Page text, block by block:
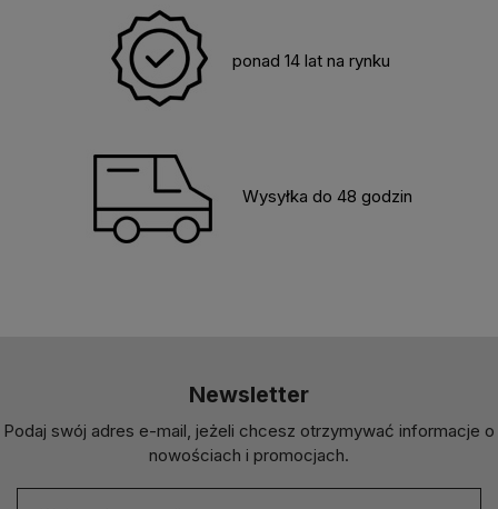
ponad 14 lat na rynku
Wysyłka do 48 godzin
Newsletter
Podaj swój adres e-mail, jeżeli chcesz otrzymywać informacje o
nowościach i promocjach.